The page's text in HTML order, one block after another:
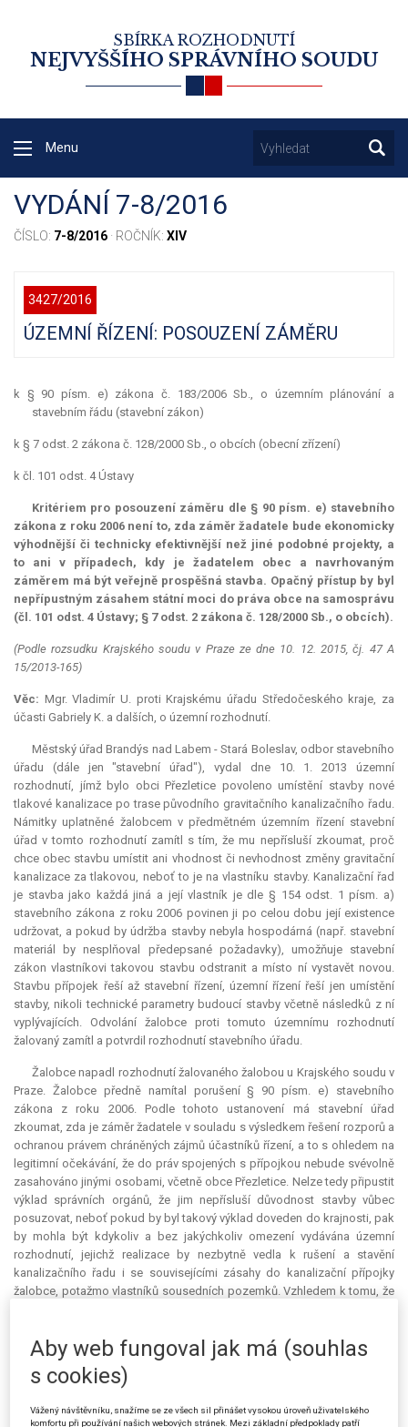
SBÍRKA ROZHODNUTÍ
NEJVYŠŠÍHO SPRÁVNÍHO SOUDU
Menu
VYDÁNÍ 7-8/2016
ČÍSLO: 7-8/2016 · ROČNÍK: XIV
3427/2016
ÚZEMNÍ ŘÍZENÍ: POSOUZENÍ ZÁMĚRU
k § 90 písm. e) zákona č. 183/2006 Sb., o územním plánování a
stavebním řádu (stavební zákon)
k § 7 odst. 2 zákona č. 128/2000 Sb., o obcích (obecní zřízení)
k čl. 101 odst. 4 Ústavy
Kritériem pro posouzení záměru dle § 90 písm. e) stavebního
zákona z roku 2006 není to, zda záměr žadatele bude ekonomicky
výhodnější či technicky efektivnější než jiné podobné projekty, a
to ani v případech, kdy je žadatelem obec a navrhovaným
záměrem má být veřejně prospěšná stavba. Opačný přístup by byl
nepřípustným zásahem státní moci do práva obce na samosprávu
(čl. 101 odst. 4 Ústavy; § 7 odst. 2 zákona č. 128/2000 Sb., o obcích).
(Podle rozsudku Krajského soudu v Praze ze dne 10. 12. 2015, čj. 47 A
15/2013-165)
Věc: Mgr. Vladimír U. proti Krajskému úřadu Středočeského kraje, za
účasti Gabriely K. a dalších, o územní rozhodnutí.
Městský úřad Brandýs nad Labem - Stará Boleslav, odbor stavebního
úřadu (dále jen "stavební úřad"), vydal dne 10. 1. 2013 územní
rozhodnutí, jímž bylo obci Přezletice povoleno umístění stavby nové
tlakové kanalizace po trase původního gravitačního kanalizačního řadu.
Námitky uplatněné žalobcem v předmětném územním řízení stavební
úřad v tomto rozhodnutí zamítl s tím, že mu nepřísluší zkoumat, proč
chce obec stavbu umístit ani vhodnost či nevhodnost změny gravitační
kanalizace za tlakovou, neboť to je na vlastníku stavby. Kanalizační řad
je stavba jako každá jiná a její vlastník je dle § 154 odst. 1 písm. a)
stavebního zákona z roku 2006 povinen ji po celou dobu její existence
udržovat, a pokud by údržba stavby nebyla hospodárná (např. stavební
materiál by nesplňoval předepsané požadavky), umožňuje stavební
zákon vlastníkovi takovou stavbu odstranit a místo ní vystavět novou.
Stavbu přípojek řeší až stavební řízení, územní řízení řeší jen umístění
stavby, nikoli technické parametry budoucí stavby včetně následků z ní
vyplývajících. Odvolání žalobce proti tomuto územnímu rozhodnutí
žalovaný zamítl a potvrdil rozhodnutí stavebního úřadu.
Žalobce napadl rozhodnutí žalovaného žalobou u Krajského soudu v
Praze. Žalobce předně namítal porušení § 90 písm. e) stavebního
zákona z roku 2006. Podle tohoto ustanovení má stavební úřad
zkoumat, zda je záměr žadatele v souladu s výsledkem řešení rozporů a
ochranou právem chráněných zájmů účastníků řízení, a to s ohledem na
legitimní očekávání, že do práv spojených s přípojkou nebude svévolně
zasahováno jinými osobami, včetně obce Přezletice. Nelze tedy připustit
výklad správních orgánů, že jim nepřísluší důvodnost stavby vůbec
posuzovat, neboť pokud by byl takový výklad doveden do krajnosti, pak
by mohla být kdykoliv a bez jakýchkoliv omezení vydávána územní
rozhodnutí, jejichž realizace by nezbytně vedla k rušení a stavění
kanalizačního řadu i se souvisejícími zásahy do kanalizační přípojky
žalobce, potažmo vlastníků sousedních pozemků. Vzhledem k tomu, že
úřad povinen přistoupit ke zkoumání důvodů pro stavbu.
Žalobce dále tvrdil, že řešení je technicky nevhodné a nehospodárné.
na stávající kanalizaci, neboť s nimi nebyla vypořádána otázka náhrady
Aby web fungoval jak má (souhlas
s cookies)
Vážený návštěvníku, snažíme se ze všech sil přinášet vysokou úroveň uživatelského
komfortu při používání našich webových stránek. Mezi základní předpoklady patří